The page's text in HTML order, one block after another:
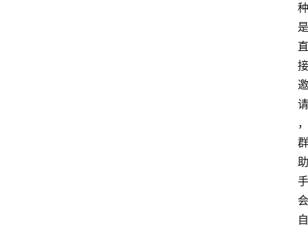
种
是
直
接
邀
请
，
群
助
手
会
自